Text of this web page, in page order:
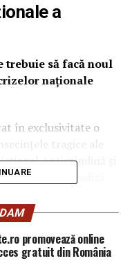
a
trebuie să facă noul
naționale
în exclusivitate o
tragice ale
Antigrindină și
cu o analiză
care subminează
și impactul
promovează online
gratuit din România